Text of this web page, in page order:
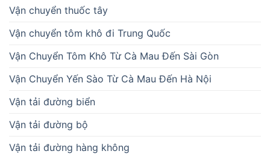
Vận chuyển thuốc tây
Vận chuyển tôm khô đi Trung Quốc
Vận Chuyển Tôm Khô Từ Cà Mau Đến Sài Gòn
Vận Chuyển Yến Sào Từ Cà Mau Đến Hà Nội
Vận tải đường biển
Vận tải đường bộ
Vận tải đường hàng không